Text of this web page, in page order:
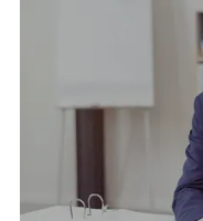
Te
financiera de
Conocé las
para potenciar la